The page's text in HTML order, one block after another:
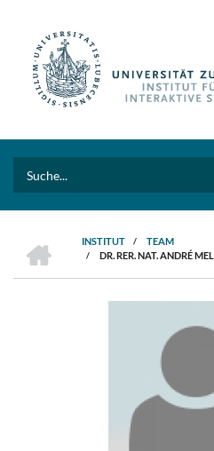
INSTITUT / TEAM
/ DR. RER. NAT. ANDRÉ